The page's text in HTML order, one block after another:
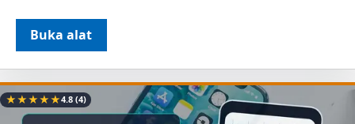
Buka alat
★★★★★4.8(4)